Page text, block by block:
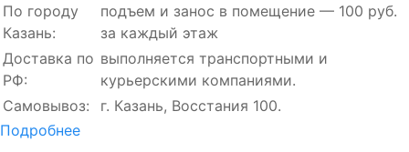
По городу
Казань:
подъем и занос в помещение — 100 руб.
за каждый этаж
Доставка по
РФ:
выполняется транспортными и
курьерскими компаниями.
Самовывоз:
г. Казань, Восстания 100.
Подробнее